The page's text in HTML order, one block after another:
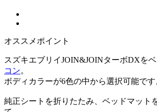
オススメポイント
スズキエブリイJOIN&JOINターボDXを
コン。
ボディカラーが6色の中から選択可能です
純正シートを折りたたみ、ベッドマット